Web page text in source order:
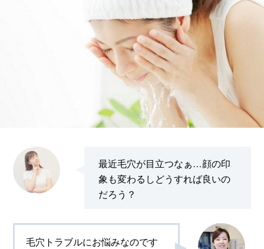
最近毛穴が目立つなぁ…顔の印
象も変わるしどうすれば良いの
だろう？
毛穴トラブルにお悩みなのです